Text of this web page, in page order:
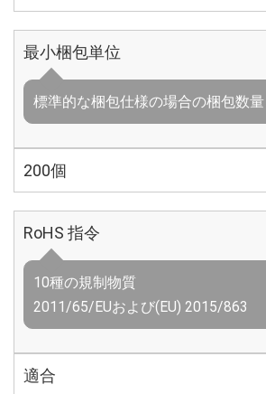
最小梱包単位
標準的な梱包仕様の場合の梱包数量
200個
RoHS 指令
10種の規制物質
2011/65/EUおよび(EU) 2015/863
適合